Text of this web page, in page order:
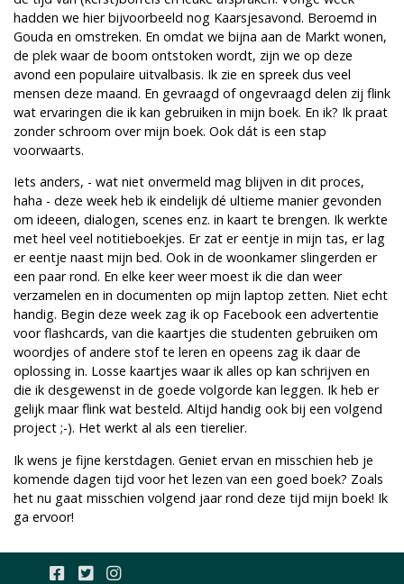
hadden we hier bijvoorbeeld nog Kaarsjesavond. Beroemd in
Gouda en omstreken. En omdat we bijna aan de Markt wonen,
de plek waar de boom ontstoken wordt, zijn we op deze
avond een populaire uitvalbasis. Ik zie en spreek dus veel
mensen deze maand. En gevraagd of ongevraagd delen zij flink
wat ervaringen die ik kan gebruiken in mijn boek. En ik? Ik praat
zonder schroom over mijn boek. Ook dát is een stap
voorwaarts.
Iets anders, - wat niet onvermeld mag blijven in dit proces,
haha - deze week heb ik eindelijk dé ultieme manier gevonden
om ideeen, dialogen, scenes enz. in kaart te brengen. Ik werkte
met heel veel notitieboekjes. Er zat er eentje in mijn tas, er lag
er eentje naast mijn bed. Ook in de woonkamer slingerden er
een paar rond. En elke keer weer moest ik die dan weer
verzamelen en in documenten op mijn laptop zetten. Niet echt
handig. Begin deze week zag ik op Facebook een advertentie
voor flashcards, van die kaartjes die studenten gebruiken om
woordjes of andere stof te leren en opeens zag ik daar de
oplossing in. Losse kaartjes waar ik alles op kan schrijven en
die ik desgewenst in de goede volgorde kan leggen. Ik heb er
gelijk maar flink wat besteld. Altijd handig ook bij een volgend
project ;-). Het werkt al als een tierelier.
Ik wens je fijne kerstdagen. Geniet ervan en misschien heb je
komende dagen tijd voor het lezen van een goed boek? Zoals
het nu gaat misschien volgend jaar rond deze tijd mijn boek! Ik
ga ervoor!